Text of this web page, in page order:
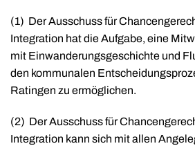
(1) Der Ausschuss für
Integration hat die Aufgabe, eine
mit Einwanderungsgeschichte und
den kommunalen
Ratingen zu ermöglichen.
(2) Der Ausschuss für
Integration kann sich mit allen